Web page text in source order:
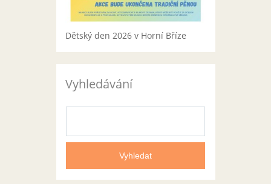
Dětský den 2026 v Horní Bříze
Vyhledávání